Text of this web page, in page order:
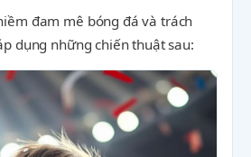
đam mê bóng đá và trách
dụng những chiến thuật sau: